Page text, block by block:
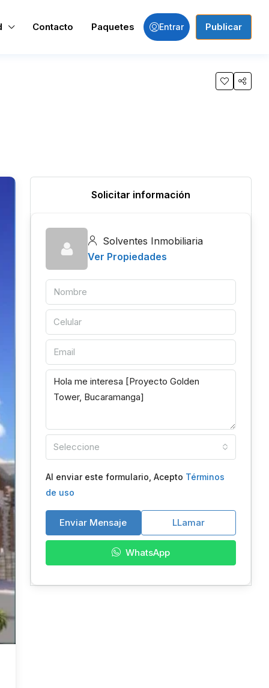
Contacto Paquetes Entrar Publicar
Solicitar información
Solventes Inmobiliaria
Ver Propiedades
Seleccione
Al enviar este formulario, Acepto Términos
de uso
Enviar Mensaje LLamar
WhatsApp